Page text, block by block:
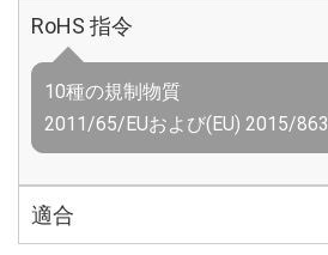
RoHS 指令
10種の規制物質
2011/65/EUおよび(EU) 2015/863
適合